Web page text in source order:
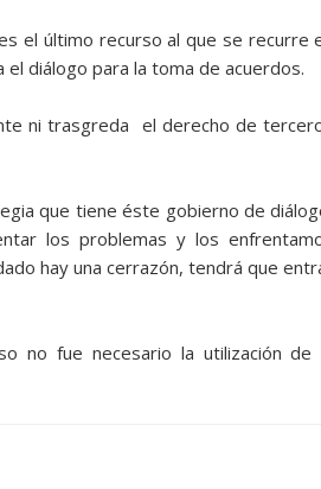
el último recurso al que se recurre
diálogo para la toma de acuerdos.
ni trasgreda el derecho de
que tiene éste gobierno de
los problemas y los
hay una cerrazón, tendrá que
no fue necesario la utilización de